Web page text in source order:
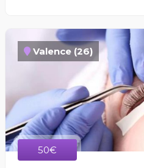
Valence (26)
50€